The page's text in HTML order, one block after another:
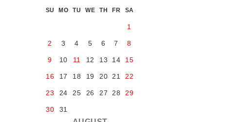
SU MO TU WE TH FR SA
1
2 3 4 5 6 7 8
9 10 11 12 13 14 15
16 17 18 19 20 21 22
23 24 25 26 27 28 29
30 31